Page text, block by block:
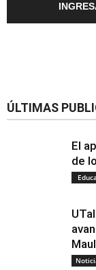
ÚLTIMAS
El
de